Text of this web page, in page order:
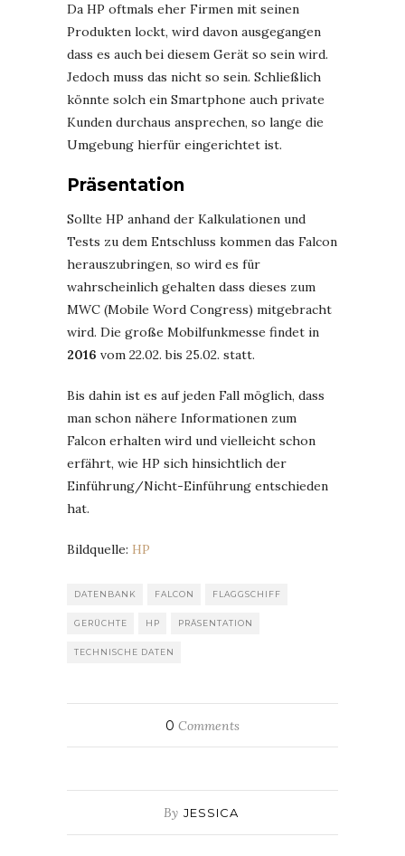
Da HP oftmals eher Firmen mit seinen
Produkten lockt, wird davon ausgegangen
dass es auch bei diesem Gerät so sein wird.
Jedoch muss das nicht so sein. Schließlich
könnte solch ein Smartphone auch private
Kunden durchaus ansprechen, so lange die
Umgebung hierfür eingerichtet ist.
Präsentation
Sollte HP anhand der Kalkulationen und
Tests zu dem Entschluss kommen das Falcon
herauszubringen, so wird es für
wahrscheinlich gehalten dass dieses zum
MWC (Mobile Word Congress) mitgebracht
wird. Die große Mobilfunkmesse findet in
2016 vom 22.02. bis 25.02. statt.
Bis dahin ist es auf jeden Fall möglich, dass
man schon nähere Informationen zum
Falcon erhalten wird und vielleicht schon
erfährt, wie HP sich hinsichtlich der
Einführung/Nicht-Einführung entschieden
hat.
Bildquelle: HP
DATENBANK FALCON FLAGGSCHIFF
GERÜCHTE HP PRÄSENTATION
TECHNISCHE DATEN
0 Comments
By JESSICA